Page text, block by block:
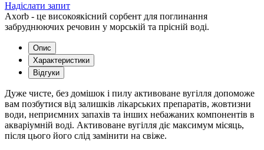
Надіслати запит
Axorb - це високоякісний сорбент для поглинання
забруднюючих речовин у морській та прісній воді.
Опис
Характеристики
Відгуки
Дуже чисте, без домішок і пилу активоване вугілля допоможе
вам позбутися від залишків лікарських препаратів, жовтизни
води, неприємних запахів та інших небажаних компонентів в
акваріумній воді. Активоване вугілля діє максимум місяць,
після цього його слід замінити на свіже.